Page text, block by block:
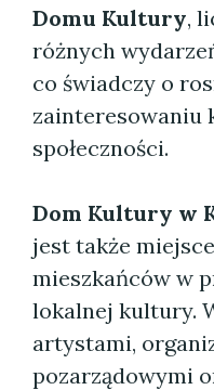
Domu Kultury,
różnych
co świadczy o
zainteresowaniu
społeczności.
Dom Kultury w
jest także
mieszkańców w
lokalnej kultury.
artystami,
pozarządowymi